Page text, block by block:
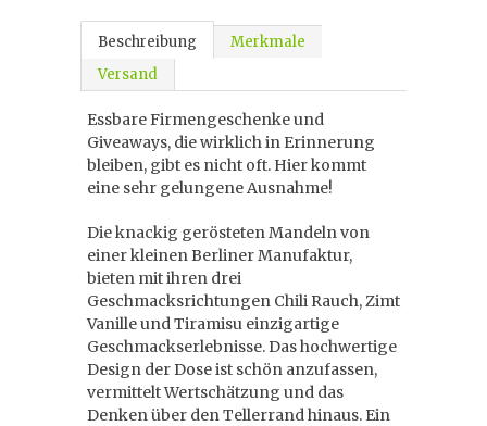
Beschreibung
Merkmale
Versand
Essbare Firmengeschenke und
Giveaways, die wirklich in Erinnerung
bleiben, gibt es nicht oft. Hier kommt
eine sehr gelungene Ausnahme!
Die knackig gerösteten Mandeln von
einer kleinen Berliner Manufaktur,
bieten mit ihren drei
Geschmacksrichtungen Chili Rauch, Zimt
Vanille und Tiramisu einzigartige
Geschmackserlebnisse. Das hochwertige
Design der Dose ist schön anzufassen,
vermittelt Wertschätzung und das
Denken über den Tellerrand hinaus. Ein